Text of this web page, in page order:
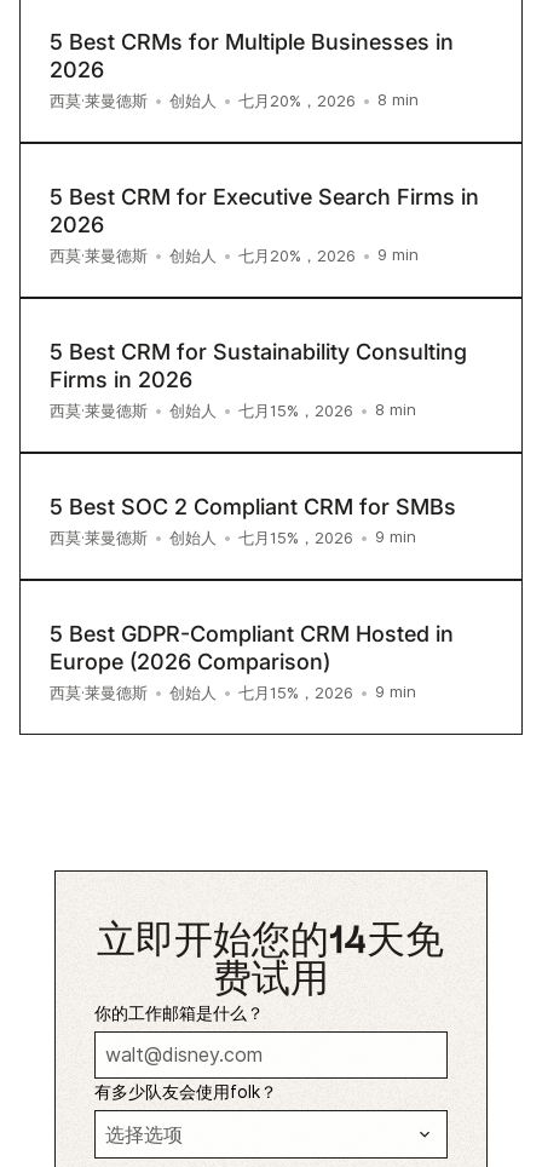
5 Best CRMs for Multiple Businesses in
2026
西莫·莱曼德斯 • 创始人 • 七月20%，2026 • 8 min
5 Best CRM for Executive Search Firms in
2026
西莫·莱曼德斯 • 创始人 • 七月20%，2026 • 9 min
5 Best CRM for Sustainability Consulting
Firms in 2026
西莫·莱曼德斯 • 创始人 • 七月15%，2026 • 8 min
5 Best SOC 2 Compliant CRM for SMBs
西莫·莱曼德斯 • 创始人 • 七月15%，2026 • 9 min
5 Best GDPR-Compliant CRM Hosted in
Europe (2026 Comparison)
西莫·莱曼德斯 • 创始人 • 七月15%，2026 • 9 min
立即开始您的14天免
费试用
你的工作邮箱是什么？
有多少队友会使用folk？